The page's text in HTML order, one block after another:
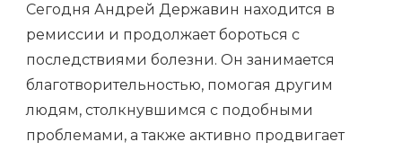
Сегодня Андрей Державин находится в
ремиссии и продолжает бороться с
последствиями болезни. Он занимается
благотворительностью, помогая другим
людям, столкнувшимся с подобными
проблемами, а также активно продвигает